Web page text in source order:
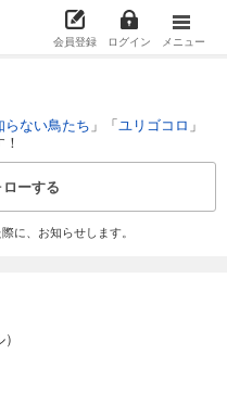
会員登録 ログイン メニュー
ない鳥たち 」「ユリゴコロ 」
ーする
に、お知らせします。